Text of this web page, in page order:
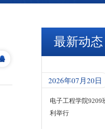
最新动态
2026年07月20日
电子工程学院9209
利举行